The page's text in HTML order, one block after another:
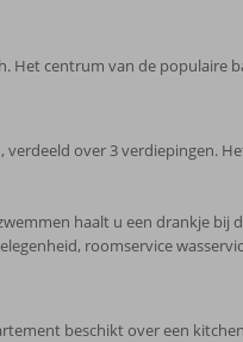
centrum van de populaire
over 3 verdiepingen.
haalt u een drankje
roomservice
beschikt over een